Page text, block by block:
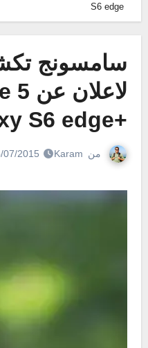
S6 edge
سامسونج
+Galaxy S6 edge
من Karam
07/2015